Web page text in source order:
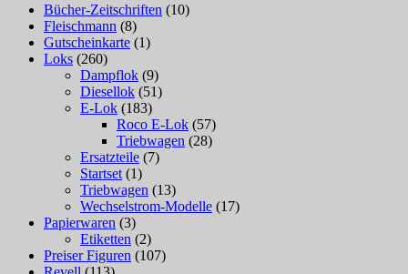
Bücher-Zeitschriften (10)
Fleischmann (8)
Gutscheinkarte (1)
Loks (260)
Dampflok (9)
Diesellok (51)
E-Lok (183)
Roco E-Lok (57)
Triebwagen (28)
Ersatzteile (7)
Startset (1)
Triebwagen (13)
Wechselstrom-Modelle (17)
Papierwaren (3)
Etiketten (2)
Preiser Figuren (107)